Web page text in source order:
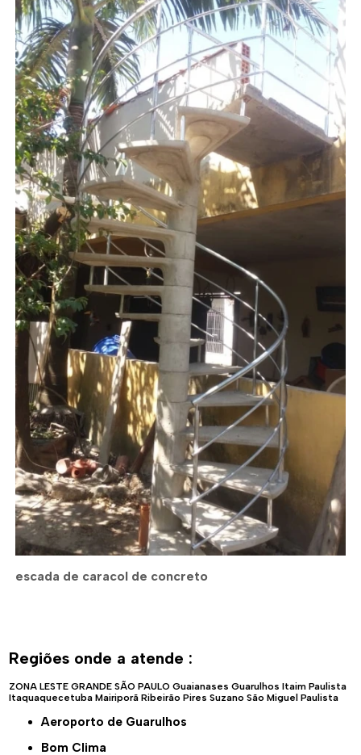
escada de caracol de concreto
Regiões onde a atende :
ZONA LESTE GRANDE SÃO PAULO Guaianases Guarulhos Itaim Paulista
Itaquaquecetuba Mairiporã Ribeirão Pires Suzano São Miguel Paulista
Aeroporto de Guarulhos
Bom Clima